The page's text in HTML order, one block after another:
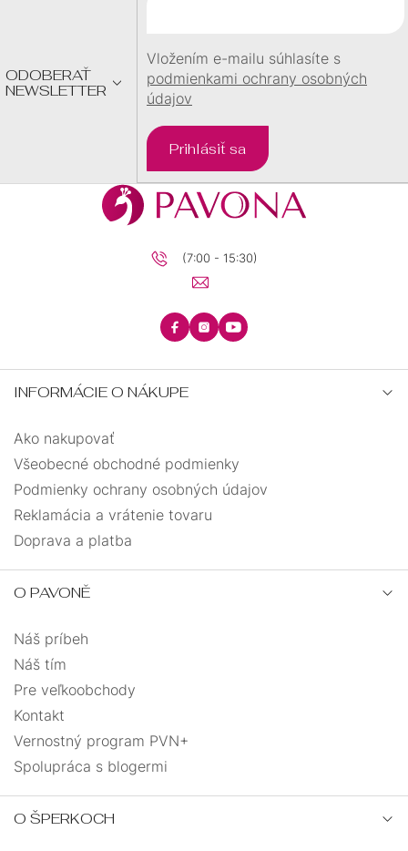
ODOBERAŤ
NEWSLETTER
Vložením e-mailu súhlasíte s
podmienkami ochrany osobných
údajov
Prihlásiť sa
(7:00 - 15:30)
INFORMÁCIE O NÁKUPE
Ako nakupovať
Všeobecné obchodné podmienky
Podmienky ochrany osobných údajov
Reklamácia a vrátenie tovaru
Doprava a platba
O PAVONĚ
Náš príbeh
Náš tím
Pre veľkoobchody
Kontakt
Vernostný program PVN+
Spolupráca s blogermi
O ŠPERKOCH